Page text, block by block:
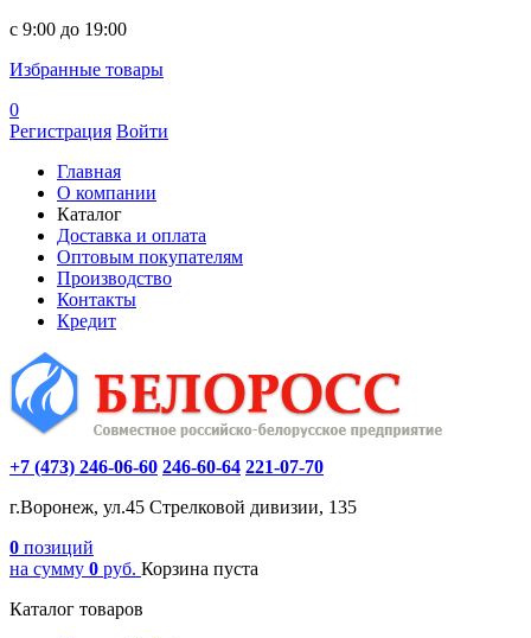
c 9:00 до 19:00
Избранные товары
0
Регистрация Войти
Главная
О компании
Каталог
Доставка и оплата
Оптовым покупателям
Производство
Контакты
Кредит
+7 (473) 246-06-60 246-60-64 221-07-70
г.Воронеж, ул.45 Стрелковой дивизии, 135
0 позиций
на сумму 0 руб. Корзина пуста
Каталог товаров